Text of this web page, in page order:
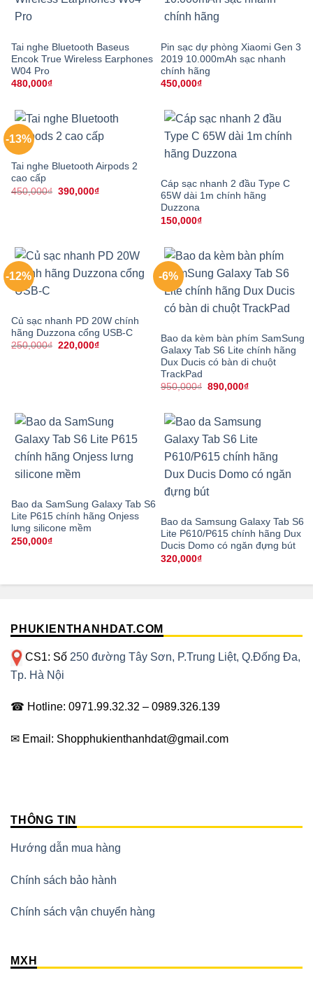
Tai nghe Bluetooth Baseus
Encok True Wireless Earphones
W04 Pro
480,000₫
Pin sạc dự phòng Xiaomi Gen 3
2019 10.000mAh sạc nhanh
chính hãng
450,000₫
-13%
Tai nghe Bluetooth Airpods 2
cao cấp
450,000₫ Giá
390,000₫Giá
Cáp sạc nhanh 2 đầu Type C
65W dài 1m chính hãng
Duzzona
150,000₫
-12%
Củ sạc nhanh PD 20W chính
hãng Duzzona cổng USB-C
250,000₫ Giá
220,000₫Giá
-6%
Bao da kèm bàn phím SamSung
Galaxy Tab S6 Lite chính hãng
Dux Ducis có bàn di chuột
TrackPad
950,000₫ Giá
890,000₫Giá
890,000₫.
Bao da SamSung Galaxy Tab S6
Lite P615 chính hãng Onjess
lưng silicone mềm
250,000₫
Bao da Samsung Galaxy Tab S6
Lite P610/P615 chính hãng Dux
Ducis Domo có ngăn đựng bút
320,000₫
PHUKIENTHANHDAT.COM
CS1: Số 250 đường Tây Sơn, P.Trung Liệt, Q.Đống Đa,
Tp. Hà Nội
☎ Hotline: 0971.99.32.32 – 0989.326.139
✉ Email: Shopphukienthanhdat@gmail.com
THÔNG TIN
Hướng dẫn mua hàng
Chính sách bảo hành
Chính sách vận chuyển hàng
MXH